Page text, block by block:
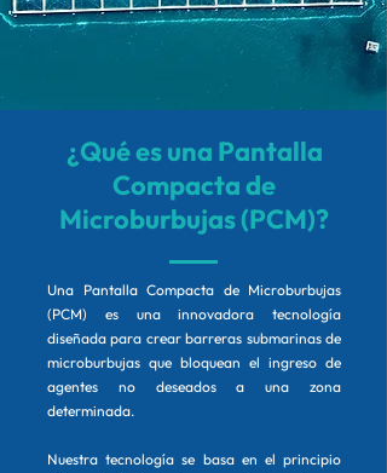
¿Qué es una Pantalla
Compacta de
Microburbujas (PCM)?
Una Pantalla Compacta de Microburbujas
(PCM) es una innovadora tecnología
diseñada para crear barreras submarinas de
microburbujas que bloquean el ingreso de
agentes no deseados a una zona
determinada.
Nuestra tecnología se basa en el principio